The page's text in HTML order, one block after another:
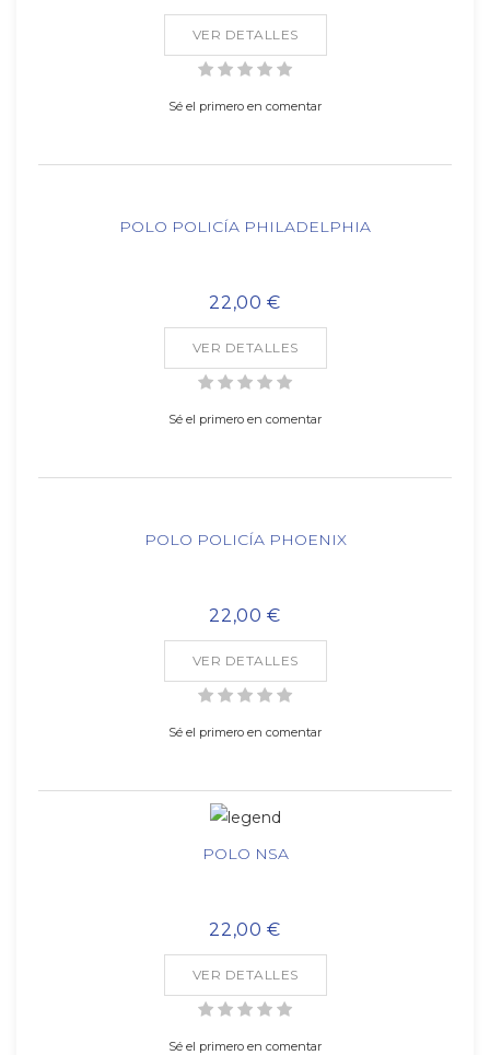
VER DETALLES
Sé el primero en comentar
POLO POLICÍA PHILADELPHIA
22,00 €
VER DETALLES
Sé el primero en comentar
POLO POLICÍA PHOENIX
22,00 €
VER DETALLES
Sé el primero en comentar
POLO NSA
22,00 €
VER DETALLES
Sé el primero en comentar